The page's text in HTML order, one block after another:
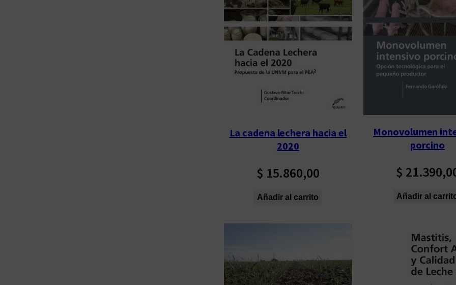
p
o
r
i
La cadena lechera hacia el
2020
$ 15.860,00
Añadir al carrito
Monovolumen
porcino
$
Añadir al